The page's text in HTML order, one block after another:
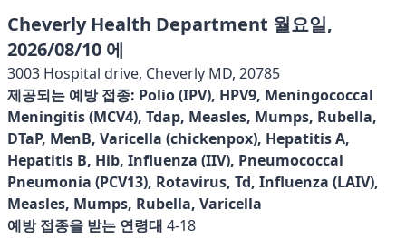
Cheverly Health Department 월요일,
2026/08/10 에
3003 Hospital drive, Cheverly MD, 20785
제공되는 예방 접종: Polio (IPV), HPV9, Meningococcal
Meningitis (MCV4), Tdap, Measles, Mumps, Rubella,
DTaP, MenB, Varicella (chickenpox), Hepatitis A,
Hepatitis B, Hib, Influenza (IIV), Pneumococcal
Pneumonia (PCV13), Rotavirus, Td, Influenza (LAIV),
Measles, Mumps, Rubella, Varicella
예방 접종을 받는 연령대 4-18